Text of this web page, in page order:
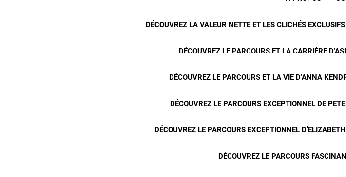
DÉCOUVREZ LA VALEUR NETTE ET LES CLICHÉS
DÉCOUVREZ LE PARCOURS ET LA CARRIÈRE
DÉCOUVREZ LE PARCOURS ET LA VIE D’ANNA
DÉCOUVREZ LE PARCOURS EXCEPTIONNEL DE
DÉCOUVREZ LE PARCOURS EXCEPTIONNEL
DÉCOUVREZ LE PARCOURS